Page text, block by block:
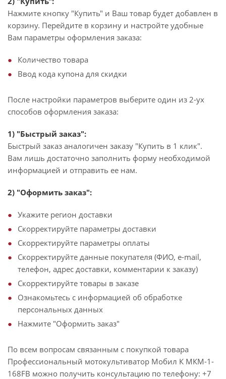
Нажмите кнопку "Купить" и Ваш товар будет добавлен в
корзину. Перейдите в корзину и настройте удобные
Вам параметры оформления заказа:
Количество товара
Ввод кода купона для скидки
После настройки параметров выберите один из 2-ух
способов оформления заказа:
1) "Быстрый заказ":
Быстрый заказ аналогичен заказу "Купить в 1 клик".
Вам лишь достаточно заполнить форму необходимой
информацией и отправить ее нам.
2) "Оформить заказ":
Укажите регион доставки
Скорректируйте параметры доставки
Скорректируйте параметры оплаты
Скорректируйте данные покупателя (ФИО, e-mail,
телефон, адрес доставки, комментарии к заказу)
Скорректируйте товары в заказе
Ознакомьтесь с информацией об обработке
персональных данных
Нажмите "Оформить заказ"
По всем вопросам связанным с покупкой товара
Профессиональный мотокультиватор Мобил К МКМ-1-
168FB можно получить консультацию по телефону: +7